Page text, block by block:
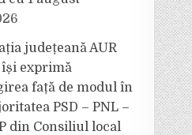
județeană AUR
își exprimă
față de modul în
PSD – PNL –
din Consiliul local